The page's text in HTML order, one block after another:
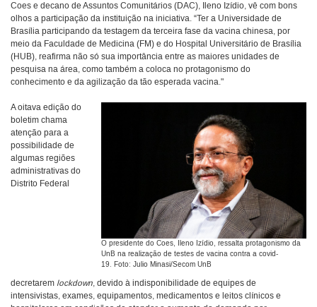
Coes e decano de Assuntos Comunitários (DAC), Ileno Izídio, vê com bons
olhos a participação da instituição na iniciativa. “Ter a Universidade de
Brasília participando da testagem da terceira fase da vacina chinesa, por
meio da Faculdade de Medicina (FM) e do Hospital Universitário de Brasília
(HUB), reafirma não só sua importância entre as maiores unidades de
pesquisa na área, como também a coloca no protagonismo do
conhecimento e da agilização da tão esperada vacina."
O presidente do Coes, Ileno Izídio, ressalta protagonismo da
UnB na realização de testes de vacina contra a covid-
19. Foto: Julio Minasi/Secom UnB
A oitava edição do
boletim chama
atenção para a
possibilidade de
algumas regiões
administrativas do
Distrito Federal
decretarem lockdown, devido à indisponibilidade de equipes de
intensivistas, exames, equipamentos, medicamentos e leitos clínicos e